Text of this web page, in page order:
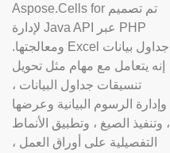
تم تصميم Aspose.Cells for
PHP عبر Java API لإدارة
جداول بيانات Excel ومعالجتها.
إنه يتعامل مع مهام مثل تحويل
تنسيقات جداول البيانات ،
وإدارة الرسوم البيانية وعرضها
، وتنفيذ الصيغ ، وتطبيق الأنماط
التفصيلية على أوراق العمل ،